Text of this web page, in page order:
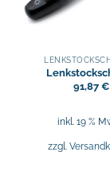
91,87€
inkl. 19 %
zzgl.